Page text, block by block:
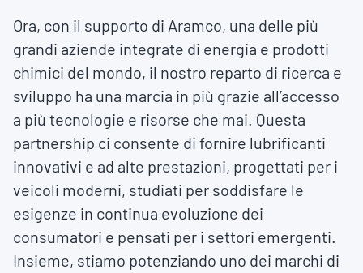
Ora, con il supporto di Aramco, una delle più
grandi aziende integrate di energia e prodotti
chimici del mondo, il nostro reparto di ricerca e
sviluppo ha una marcia in più grazie all’accesso
a più tecnologie e risorse che mai. Questa
partnership ci consente di fornire lubrificanti
innovativi e ad alte prestazioni, progettati per i
veicoli moderni, studiati per soddisfare le
esigenze in continua evoluzione dei
consumatori e pensati per i settori emergenti.
Insieme, stiamo potenziando uno dei marchi di